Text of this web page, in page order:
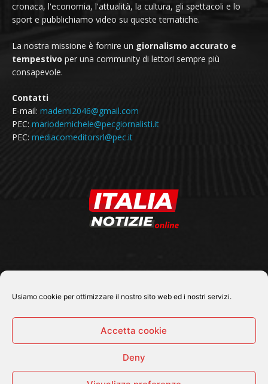
Usiamo cookie per ottimizzare il nostro sito web ed i nostri servizi.
Accetta cookie
Deny
cronaca, l'economia, l'attualità, la cultura, gli spettacoli e lo
sport e pubblichiamo video su queste tematiche.
La nostra missione è fornire un giornalismo accurato e
tempestivo per una community di lettori sempre più
consapevole.
Contatti
E-mail: mademi2046@gmail.com
PEC: mariodemichele@pecgiornalisti.it
PEC: mediacomeditorsrl@pec.it
SEGUICI SU
© 2026 Tutti i diritti riservati - Italia Notizie .online |